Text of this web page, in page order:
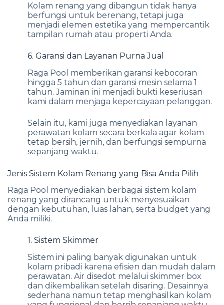
Kolam renang yang dibangun tidak hanya
berfungsi untuk berenang, tetapi juga
menjadi elemen estetika yang mempercantik
tampilan rumah atau properti Anda.
6. Garansi dan Layanan Purna Jual
Raga Pool memberikan garansi kebocoran
hingga 5 tahun dan garansi mesin selama 1
tahun. Jaminan ini menjadi bukti keseriusan
kami dalam menjaga kepercayaan pelanggan.
Selain itu, kami juga menyediakan layanan
perawatan kolam secara berkala agar kolam
tetap bersih, jernih, dan berfungsi sempurna
sepanjang waktu.
Jenis Sistem Kolam Renang yang Bisa Anda Pilih
Raga Pool menyediakan berbagai sistem kolam
renang yang dirancang untuk menyesuaikan
dengan kebutuhan, luas lahan, serta budget yang
Anda miliki.
1. Sistem Skimmer
Sistem ini paling banyak digunakan untuk
kolam pribadi karena efisien dan mudah dalam
perawatan. Air disedot melalui skimmer box
dan dikembalikan setelah disaring. Desainnya
sederhana namun tetap menghasilkan kolam